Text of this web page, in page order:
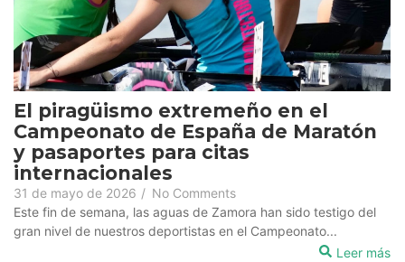
El piragüismo extremeño en el
Campeonato de España de Maratón
y pasaportes para citas
internacionales
31 de mayo de 2026 / No Comments
Este fin de semana, las aguas de Zamora han sido testigo del
gran nivel de nuestros deportistas en el Campeonato...
Leer más